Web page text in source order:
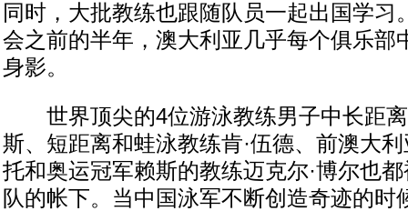
同时，大批教练也跟随队员一起出国学习
会之前的半年，澳大利亚几乎每个俱乐部
身影。
世界顶尖的4位游泳教练男子中长距离
斯、短距离和蛙泳教练肯·伍德、前澳大
托和奥运冠军赖斯的教练迈克尔·博尔也
队的帐下。当中国泳军不断创造奇迹的时